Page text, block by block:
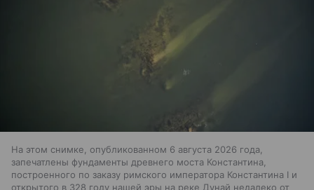
На этом снимке, опубликованном 6 августа 2026 года,
запечатлены фундаменты древнего моста Константина,
построенного по заказу римского императора Константина I и
открытого в 328 году нашей эры на реке Дунай недалеко от